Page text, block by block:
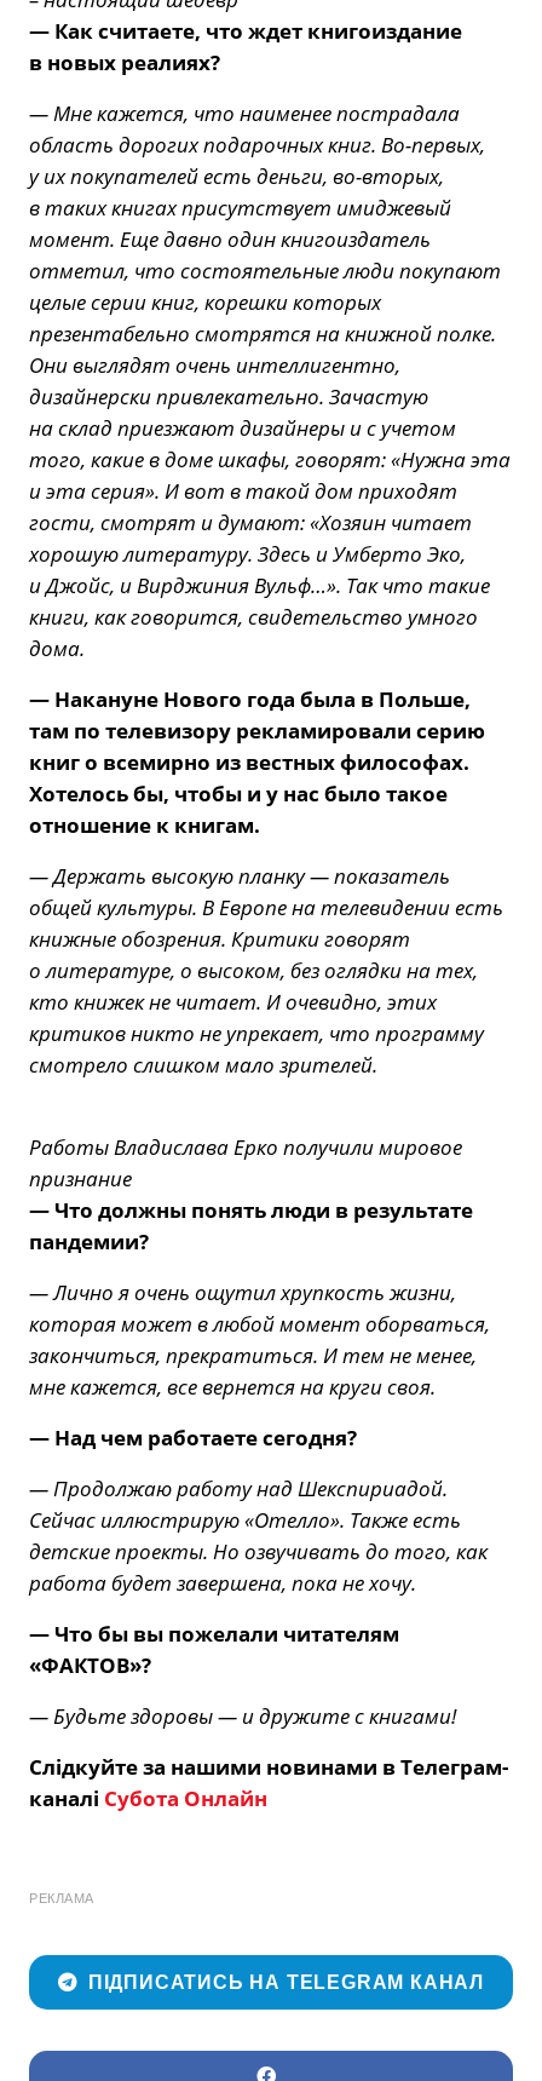
— Как считаете, что ждет книгоиздание
в новых реалиях?
— Мне кажется, что наименее пострадала
область дорогих подарочных книг. Во-первых,
у их покупателей есть деньги, во-вторых,
в таких книгах присутствует имиджевый
момент. Еще давно один книгоиздатель
отметил, что состоятельные люди покупают
целые серии книг, корешки которых
презентабельно смотрятся на книжной полке.
Они выглядят очень интеллигентно,
дизайнерски привлекательно. Зачастую
на склад приезжают дизайнеры и с учетом
того, какие в доме шкафы, говорят: «Нужна эта
и эта серия». И вот в такой дом приходят
гости, смотрят и думают: «Хозяин читает
хорошую литературу. Здесь и Умберто Эко,
и Джойс, и Вирджиния Вульф…». Так что такие
книги, как говорится, свидетельство умного
дома.
— Накануне Нового года была в Польше,
там по телевизору рекламировали серию
книг о всемирно из вестных философах.
Хотелось бы, чтобы и у нас было такое
отношение к книгам.
— Держать высокую планку — показатель
общей культуры. В Европе на телевидении есть
книжные обозрения. Критики говорят
о литературе, о высоком, без оглядки на тех,
кто книжек не читает. И очевидно, этих
критиков никто не упрекает, что программу
смотрело слишком мало зрителей.
Работы Владислава Ерко получили мировое
признание
— Что должны понять люди в результате
пандемии?
— Лично я очень ощутил хрупкость жизни,
которая может в любой момент оборваться,
закончиться, прекратиться. И тем не менее,
мне кажется, все вернется на круги своя.
— Над чем работаете сегодня?
— Продолжаю работу над Шекспириадой.
Сейчас иллюстрирую «Отелло». Также есть
детские проекты. Но озвучивать до того, как
работа будет завершена, пока не хочу.
— Что бы вы пожелали читателям
«ФАКТОВ»?
— Будьте здоровы — и дружите с книгами!
Слідкуйте за нашими новинами в Телеграм-
каналі Субота Онлайн
РЕКЛАМА
ПІДПИСАТИСЬ НА TELEGRAM КАНАЛ